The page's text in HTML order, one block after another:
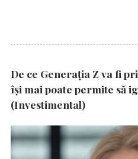
De ce Generația Z va fi
își mai poate permite să
(Investimental)